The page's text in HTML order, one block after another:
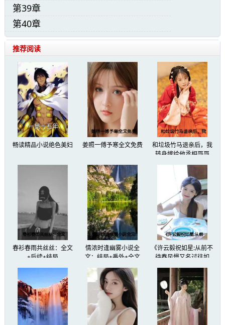
“我曾经和贺文书达成合作，在长安街道开了许
作，而我只是出钱出力的那个。”
越说到这个，我越觉得自己是个傻子，好处都
力什么都没得到。
贺斯远眼神果然看傻子一样看我，他克制了情
我怕他心里会不舒服，主要谁不知道我当初和
“当初被感情蒙蔽了眼睛。”
贺斯远又一句冷笑，空气冷了下来。
我感觉他好像又生气了，不过我没有怕他，继
这些商业铺，属于我的不属于我的，我都要拿回来。
第39章
第40章
推荐阅读
畅读精品小说绝色美妇 姜照一傅予寒全文免费
和垃圾竹马退亲后，我
转身嫁给他丞相哥哥
春衫春雨共丝丝：全文
+后续+结局
情浓时逢幽雾小说全
文：结局+番外+全文
《许云毅祝如星:从前不
待春风慢又名过往如
烟，走在向前的路》:纯
净版无弹窗+大结局